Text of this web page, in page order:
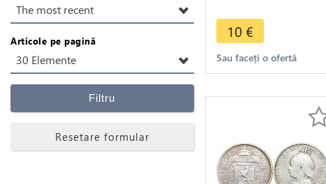
The most recent
Articole pe pagină
30 Elemente
Filtru
Resetare formular
Georgiou 2004 FDC
-> Make offer
10 €
Sau faceți o ofertă